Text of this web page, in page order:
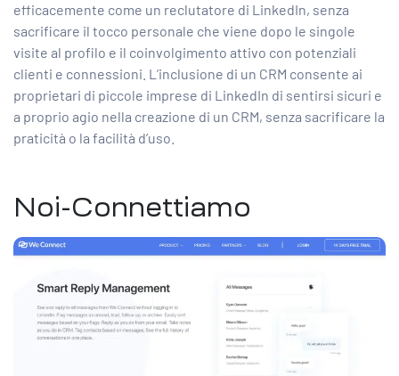
efficacemente come un reclutatore di LinkedIn, senza
sacrificare il tocco personale che viene dopo le singole
visite al profilo e il coinvolgimento attivo con potenziali
clienti e connessioni. L’inclusione di un CRM consente ai
proprietari di piccole imprese di LinkedIn di sentirsi sicuri e
a proprio agio nella creazione di un CRM, senza sacrificare la
praticità o la facilità d’uso.
Noi-Connettiamo